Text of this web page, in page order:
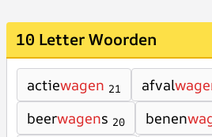
10 Letter Woorden
actiewagen 21 afval
beerwagens 20 benen